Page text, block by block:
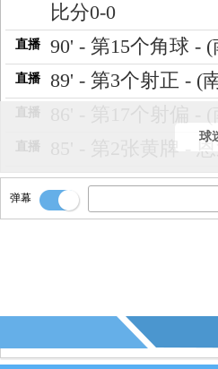
比分0-0
直播 90' - 第15个角球 -
直播 89' - 第3个射正 - (
直播
直播 85' - 第2张黄牌 -
直播 84' - 第14个角球 -
84' - 南特 首先达
球
弹幕